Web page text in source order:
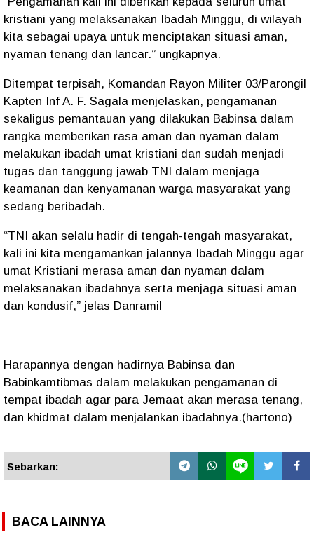
kristiani yang melaksanakan Ibadah Minggu, di wilayah
kita sebagai upaya untuk menciptakan situasi aman,
nyaman tenang dan lancar.” ungkapnya.
Ditempat terpisah, Komandan Rayon Militer 03/Parongil
Kapten Inf A. F. Sagala menjelaskan, pengamanan
sekaligus pemantauan yang dilakukan Babinsa dalam
rangka memberikan rasa aman dan nyaman dalam
melakukan ibadah umat kristiani dan sudah menjadi
tugas dan tanggung jawab TNI dalam menjaga
keamanan dan kenyamanan warga masyarakat yang
sedang beribadah.
“TNI akan selalu hadir di tengah-tengah masyarakat,
kali ini kita mengamankan jalannya Ibadah Minggu agar
umat Kristiani merasa aman dan nyaman dalam
melaksanakan ibadahnya serta menjaga situasi aman
dan kondusif,” jelas Danramil
Harapannya dengan hadirnya Babinsa dan
Babinkamtibmas dalam melakukan pengamanan di
tempat ibadah agar para Jemaat akan merasa tenang,
dan khidmat dalam menjalankan ibadahnya.(hartono)
Sebarkan:
BACA LAINNYA